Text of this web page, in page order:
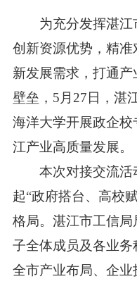
为充分发挥湛江
创新资源优势，精准
新发展需求，打通
壁垒，5月27日，湛
海洋大学开展政企
江产业高质量发展。
本次对接交流活
起“政府搭台、高校
格局。湛江市工信
子全体成员及各业
全市产业布局、企